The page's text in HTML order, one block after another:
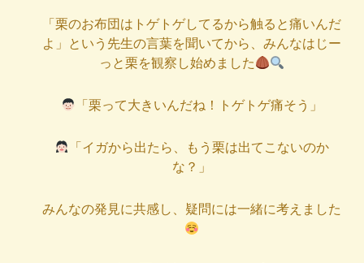
「栗のお布団はトゲトゲしてるから触ると痛いんだ
よ」という先生の言葉を聞いてから、みんなはじー
っと栗を観察し始めました
「栗って大きいんだね！トゲトゲ痛そう」
「イガから出たら、もう栗は出てこないのか
な？」
みんなの発見に共感し、疑問には一緒に考えました